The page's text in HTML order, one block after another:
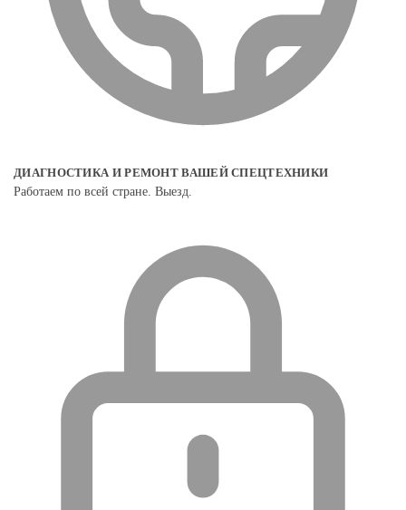
ДИАГНОСТИКА И РЕМОНТ ВАШЕЙ СПЕЦТЕХНИКИ
Работаем по всей стране. Выезд.